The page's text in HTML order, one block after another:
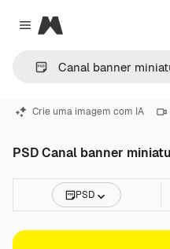
Close menu
Magnific
Crie uma imagem com IA
PSD Canal banner
PSD